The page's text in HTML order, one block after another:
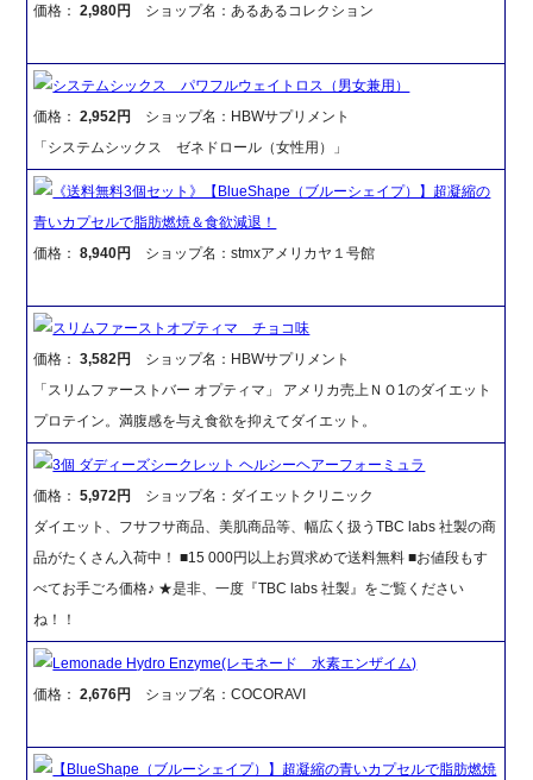
価格：2,980円 ショップ名：あるあるコレクション
システムシックス パワフルウェイトロス（男女兼用）
価格：2,952円
ショップ名：HBWサプリメント
「システムシックス ゼネドロール（女性用）」
《送料無料3個セット》【BlueShape（ブルーシェイプ）】超凝縮の
青いカプセルで脂肪燃焼＆食欲減退！
価格：8,940円 ショップ名：stmxアメリカヤ１号館
スリムファーストオプティマ チョコ味
価格：3,582円
ショップ名：HBWサプリメント
「スリムファーストバー オプティマ」 アメリカ売上ＮＯ1のダイエット
プロテイン。満腹感を与え食欲を抑えてダイエット。
3個 ダディーズシークレット ヘルシーヘアーフォーミュラ
価格：5,972円
ショップ名：ダイエットクリニック
ダイエット、フサフサ商品、美肌商品等、幅広く扱うTBC labs 社製の商
品がたくさん入荷中！ ■15 000円以上お買求めで送料無料 ■お値段もす
べてお手ごろ価格♪ ★是非、一度『TBC labs 社製』をご覧ください
ね！！
Lemonade Hydro Enzyme(レモネード 水素エンザイム)
価格：2,676円 ショップ名：COCORAVI
【BlueShape（ブルーシェイプ）】超凝縮の青いカプセルで脂肪燃焼